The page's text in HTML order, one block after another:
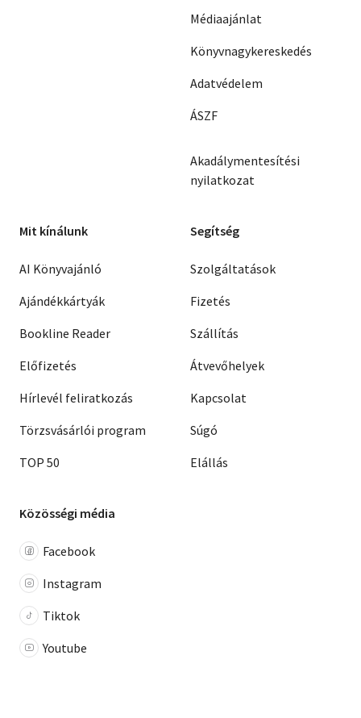
Médiaajánlat
Könyvnagykereskedés
Adatvédelem
ÁSZF
Akadálymentesítési
nyilatkozat
Mit kínálunk
AI Könyvajánló
Ajándékkártyák
Bookline Reader
Előfizetés
Hírlevél feliratkozás
Törzsvásárlói program
TOP 50
Segítség
Szolgáltatások
Fizetés
Szállítás
Átvevőhelyek
Kapcsolat
Súgó
Elállás
Közösségi média
Facebook
Instagram
Tiktok
Youtube